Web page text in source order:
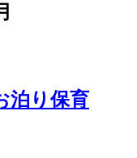
泊り保育